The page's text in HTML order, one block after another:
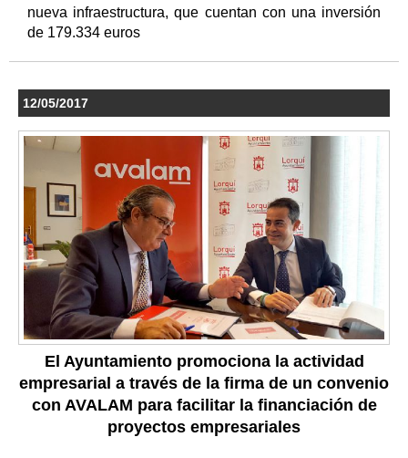
nueva infraestructura, que cuentan con una inversión
de 179.334 euros
12/05/2017
El Ayuntamiento promociona la actividad
empresarial a través de la firma de un convenio
con AVALAM para facilitar la financiación de
proyectos empresariales